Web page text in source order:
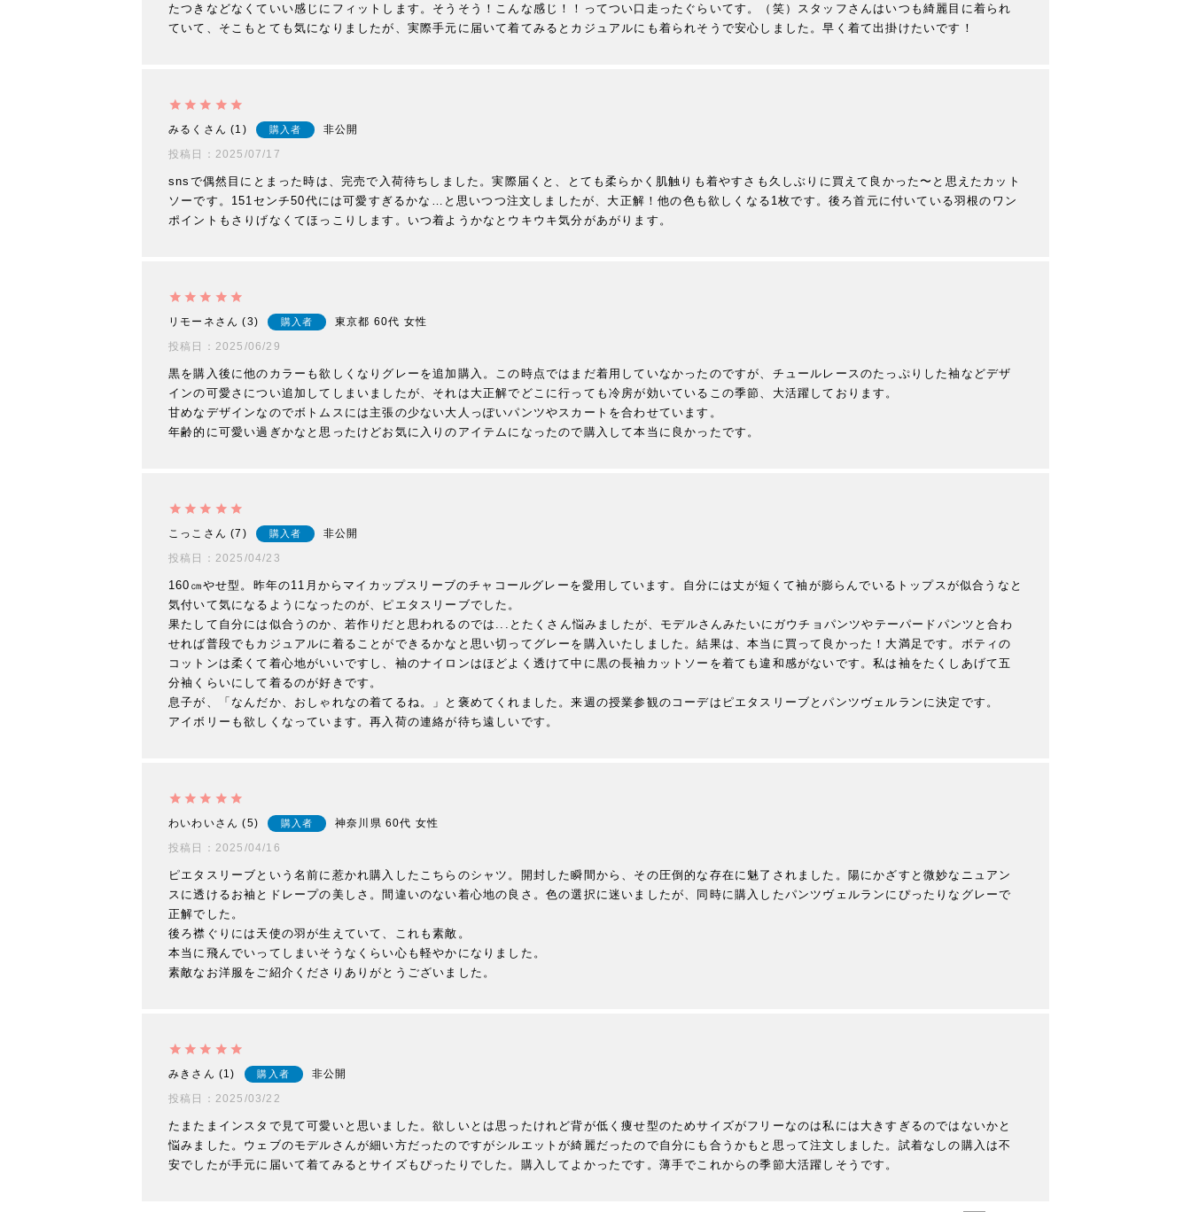
たつきなどなくていい感じにフィットします。そうそう！こんな感じ！！ってつい口走ったぐらいてす。（笑）スタッフさんはいつも綺麗目に着られ
みるく 1 購入者
非公開
投稿日
2025/07/17
snsで偶然目にとまった時は、完売で入荷待ちしました。実際届くと、とても柔らかく肌触りも着やすさも久しぶりに買えて良かった〜と思えたカット
ソーです。151センチ50代には可愛すぎるかな…と思いつつ注文しましたが、大正解！他の色も欲しくなる1枚です。後ろ首元に付いている羽根のワン
ポイントもさりげなくてほっこりします。いつ着ようかなとウキウキ気分があがります。
リモーネ 3 購入者 東京都 60代 女性
投稿日
2025/06/29
黒を購入後に他のカラーも欲しくなりグレーを追加購入。この時点ではまだ着用していなかったのですが、チュールレースのたっぷりした袖などデザ
インの可愛さについ追加してしまいましたが、それは大正解でどこに行っても冷房が効いているこの季節、大活躍しております。
甘めなデザインなのでボトムスには主張の少ない大人っぽいパンツやスカートを合わせています。
年齢的に可愛い過ぎかなと思ったけどお気に入りのアイテムになったので購入して本当に良かったです。
こっこ 7 購入者
非公開
投稿日
2025/04/23
160㎝やせ型。昨年の11月からマイカップスリーブのチャコールグレーを愛用しています。自分には丈が短くて袖が膨らんでいるトップスが似合うなと
気付いて気になるようになったのが、ピエタスリーブでした。
果たして自分には似合うのか、若作りだと思われるのでは...とたくさん悩みましたが、モデルさんみたいにガウチョパンツやテーパードパンツと合わ
せれば普段でもカジュアルに着ることができるかなと思い切ってグレーを購入いたしました。結果は、本当に買って良かった！大満足です。ボティの
コットンは柔くて着心地がいいですし、袖のナイロンはほどよく透けて中に黒の長袖カットソーを着ても違和感がないです。私は袖をたくしあげて五
分袖くらいにして着るのが好きです。
息子が、「なんだか、おしゃれなの着てるね。」と褒めてくれました。来週の授業参観のコーデはピエタスリーブとパンツヴェルランに決定です。
アイボリーも欲しくなっています。再入荷の連絡が待ち遠しいです。
わいわい 5 購入者 神奈川県 60代 女性
投稿日
2025/04/16
ピエタスリーブという名前に惹かれ購入したこちらのシャツ。開封した瞬間から、その圧倒的な存在に魅了されました。陽にかざすと微妙なニュアン
スに透けるお袖とドレープの美しさ。間違いのない着心地の良さ。色の選択に迷いましたが、同時に購入したパンツヴェルランにぴったりなグレーで
正解でした。
後ろ襟ぐりには天使の羽が生えていて、これも素敵。
本当に飛んでいってしまいそうなくらい心も軽やかになりました。
素敵なお洋服をご紹介くださりありがとうございました。
みき 1 購入者
非公開
投稿日
2025/03/22
たまたまインスタで見て可愛いと思いました。欲しいとは思ったけれど背が低く痩せ型のためサイズがフリーなのは私には大きすぎるのではないかと
悩みました。ウェブのモデルさんが細い方だったのですがシルエットが綺麗だったので自分にも合うかもと思って注文しました。試着なしの購入は不
安でしたが手元に届いて着てみるとサイズもぴったりでした。購入してよかったです。薄手でこれからの季節大活躍しそうです。